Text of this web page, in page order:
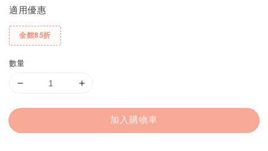
適用優惠
全館85折
數量
加入購物車